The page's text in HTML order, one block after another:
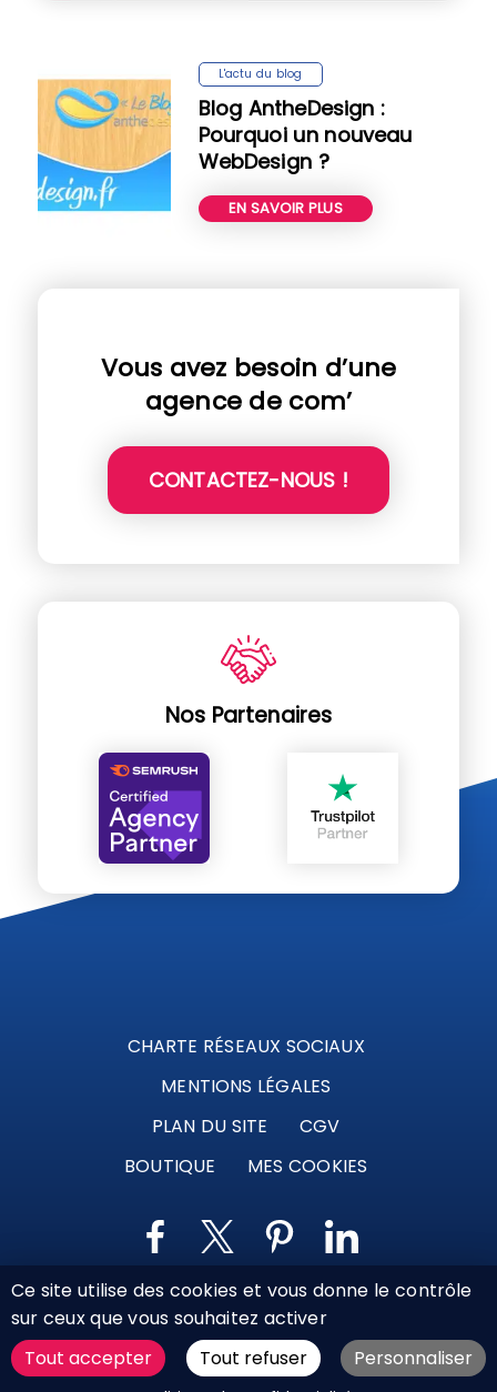
L'actu du blog
Blog AntheDesign :
Pourquoi un nouveau
WebDesign ?
EN SAVOIR PLUS
Vous avez besoin d’une
agence de com’
CONTACTEZ-NOUS !
Nos Partenaires
CHARTE RÉSEAUX SOCIAUX
MENTIONS LÉGALES
PLAN DU SITE
CGV
BOUTIQUE
MES COOKIES
Marque déposée © Agence Web Attichy, Compiègne,
Soissons, Noyon, Oise | 2011 / 2026
Ce site utilise des cookies et vous donne le contrôle
sur ceux que vous souhaitez activer
Tout accepter
Tout refuser Personnaliser